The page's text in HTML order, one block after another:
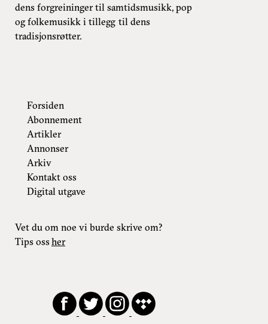
dens forgreininger til samtidsmusikk, pop
og folkemusikk i tillegg til dens
tradisjonsrøtter.
Forsiden
Abonnement
Artikler
Annonser
Arkiv
Kontakt oss
Digital utgave
Vet du om noe vi burde skrive om?
Tips ossher